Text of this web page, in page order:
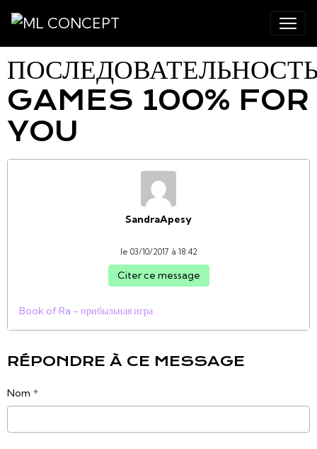
GAMES 100% FOR
YOU
SandraApesy
le 03/10/2017 à 18:42
Citer ce message
Book of Ra - прибыльная игра
RÉPONDRE À CE MESSAGE
Nom